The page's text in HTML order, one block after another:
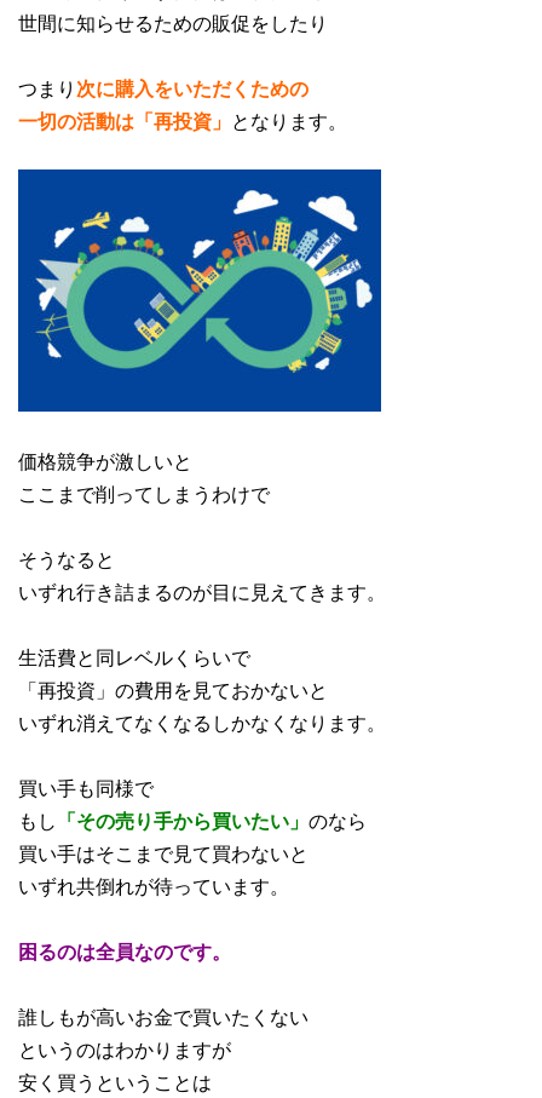
世間に知らせるための販促をしたり
つまり 次に購入をいただくための
一切の活動は「再投資」 となります。
価格競争が激しいと
ここまで削ってしまうわけで
そうなると
いずれ行き詰まるのが目に見えてきます。
生活費と同レベルくらいで
「再投資」の費用を見ておかないと
いずれ消えてなくなるしかなくなります。
買い手も同様で
もし 「その売り手から買いたい」 のなら
買い手はそこまで見て買わないと
いずれ共倒れが待っています。
困るのは全員なのです。
誰しもが高いお金で買いたくない
というのはわかりますが
安く買うということは